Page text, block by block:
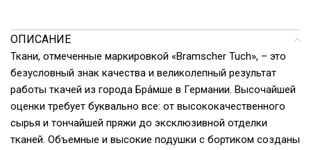
ОПИСАНИЕ
Ткани, отмеченные маркировкой «Bramscher Tuch», – это
безусловный знак качества и великолепный результат
работы ткачей из города Бра́мше в Германии. Высочайшей
оценки требует буквально все: от высококачественного
сырья и тончайшей пряжи до эксклюзивной отделки
тканей. Объемные и высокие подушки с бортиком созданы